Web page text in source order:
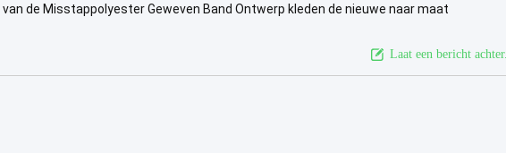
de Misstappolyester Geweven Band Ontwerp kleden de nieuwe naar maat
Laat een bericht achter.